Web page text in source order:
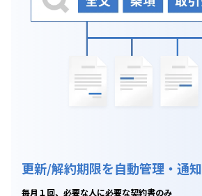
更新/解約期限を自動管理・通知
毎月１回、必要な人に必要な契約書のみ